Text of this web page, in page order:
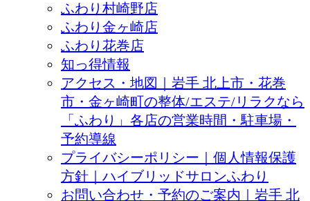
ふわり村崎野店
ふわり金ヶ崎店
ふわり花巻店
知っ得情報
アクセス・地図｜岩手 北上市・花巻
市・金ヶ崎町の整体/エステ/リラクなら
「ふわり」各店の営業時間・駐車場・
予約導線
プライバシーポリシー｜個人情報保護
方針｜ハイブリッドサロンふわり
お問い合わせ・予約のご案内｜岩手 北